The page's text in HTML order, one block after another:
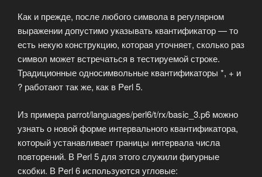
Как и прежде, после любого символа в регулярном
выражении допустимо указывать квантификатор — то
есть некую конструкцию, которая уточняет, сколько раз
символ может встречаться в тестируемой строке.
Традиционные односимвольные квантификаторы *, + и
? работают так же, как в Perl 5.
Из примера parrot/languages/perl6/t/rx/basic_3.p6 можно
узнать о новой форме интервального квантификатора,
который устанавливает границы интервала числа
повторений. В Perl 5 для этого служили фигурные
скобки. В Perl 6 используются угловые: